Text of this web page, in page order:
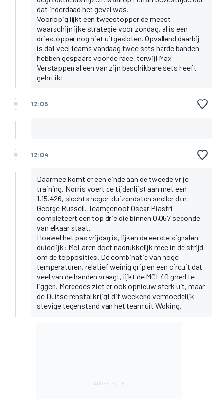
dat inderdaad het geval was.
Voorlopig lijkt een tweestopper de meest
waarschijnlijke strategie voor zondag, al is een
driestopper nog niet uitgesloten. Opvallend daarbij
is dat veel teams vandaag twee sets harde banden
hebben gespaard voor de race, terwijl Max
Verstappen al een van zijn beschikbare sets heeft
gebruikt.
12:05
12:04
Daarmee komt er een einde aan de tweede vrije
training. Norris voert de tijdenlijst aan met een
1.15.426, slechts negen duizendsten sneller dan
George Russell. Teamgenoot Oscar Piastri
completeert een top drie die binnen 0,057 seconde
van elkaar staat.
Hoewel het pas vrijdag is, lijken de eerste signalen
duidelijk: McLaren doet nadrukkelijk mee in de strijd
om de topposities. De combinatie van hoge
temperaturen, relatief weinig grip en een circuit dat
veel van de banden vraagt, lijkt de MCL40 goed te
liggen. Mercedes ziet er ook opnieuw sterk uit, maar
de Duitse renstal krijgt dit weekend vermoedelijk
stevige tegenstand van het team uit Woking.